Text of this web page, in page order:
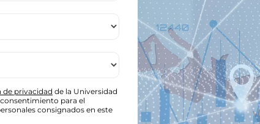
de privacidad de la Universidad
para el
consignados en este